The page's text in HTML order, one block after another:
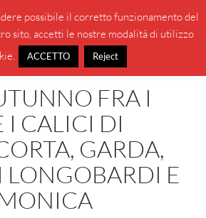
MENU
FRA I
I CALICI DI
GARDA,
LONGOBARDI E
possibile il corretto funzionamento del
sito, accetti le nostre modalità di utilizzo
ACCETTO Reject